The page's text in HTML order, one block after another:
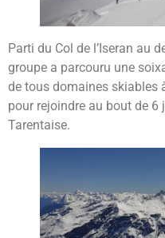
Parti du Col de l’Iseran au
groupe a parcouru une
de tous domaines skiables
pour rejoindre au bout de 6
Tarentaise.